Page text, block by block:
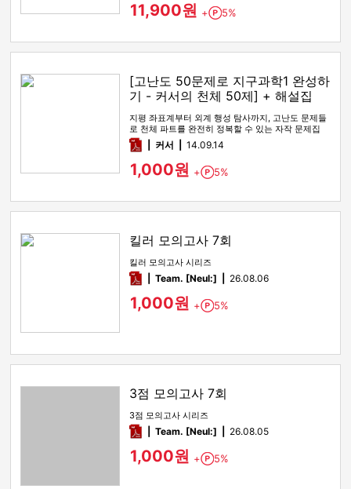
11,900원 + Point
5%
[고난도 50문제로 지구과학1 완성하
기 - 커서의 천체 50제] + 해설집
지평 좌표계부터 외계 행성 탐사까지, 고난도 문제들
로 천체 파트를 완전히 정복할 수 있는 자작 문제집
pdf커서 14.09.14
1,000원 + Point
5%
킬러 모의고사 7회
킬러 모의고사 시리즈
pdfTeam. [Neul:] 26.08.06
1,000원 + Point
5%
3점 모의고사 7회
3점 모의고사 시리즈
pdfTeam. [Neul:] 26.08.05
1,000원 + Point
5%